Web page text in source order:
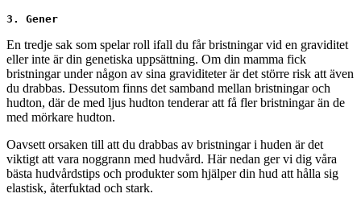
3. Gener
En tredje sak som spelar roll ifall du får bristningar vid en graviditet
eller inte är din genetiska uppsättning. Om din mamma fick
bristningar under någon av sina graviditeter är det större risk att även
du drabbas. Dessutom finns det samband mellan bristningar och
hudton, där de med ljus hudton tenderar att få fler bristningar än de
med mörkare hudton.
Oavsett orsaken till att du drabbas av bristningar i huden är det
viktigt att vara noggrann med hudvård. Här nedan ger vi dig våra
bästa hudvårdstips och produkter som hjälper din hud att hålla sig
elastisk, återfuktad och stark.